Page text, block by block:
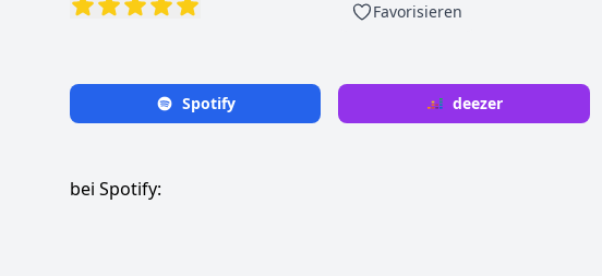
Favorisieren
Spotify deezer
bei Spotify: